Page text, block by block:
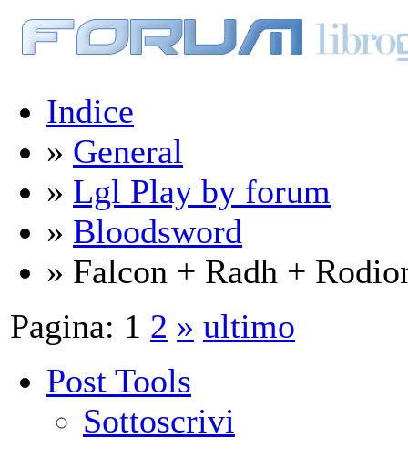
Indice
» General
» Lgl Play by forum
» Bloodsword
» Falcon + Radh +
Pagina: 1 2 » ultimo
Post Tools
Sottoscrivi